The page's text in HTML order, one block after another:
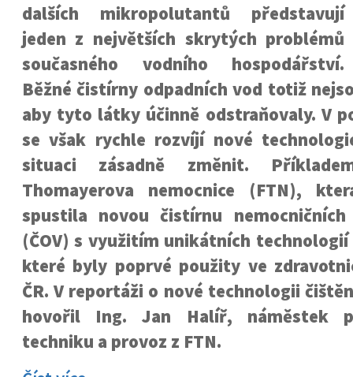
dalších mikropolutantů představují
jeden z největších skrytých problémů
současného vodního hospodářství.
Běžné čistírny odpadních vod totiž
aby tyto látky účinně odstraňovaly. V
se však rychle rozvíjí nové
situaci zásadně změnit.
Thomayerova nemocnice (FTN),
spustila novou čistírnu
(ČOV) s využitím unikátních technologií
které byly poprvé použity ve
ČR. V reportáži o nové technologii
hovořil Ing. Jan Halíř, náměstek
techniku a provoz z FTN.